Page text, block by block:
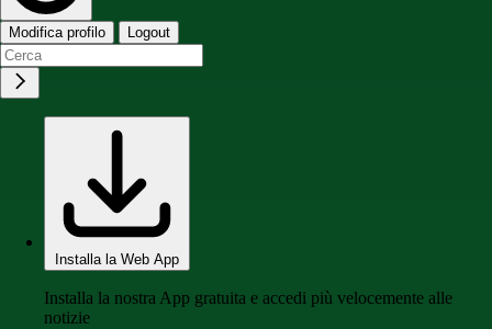
Modifica profilo Logout
Installa la Web App
Installa la nostra App gratuita e accedi più velocemente alle
notizie